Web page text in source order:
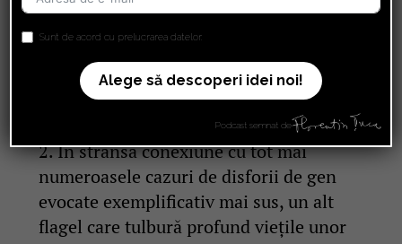
devenind analfabeți emoțional,
incapabili să devină bărbați în
adevăratul sens al termenului și să
dezvolte curajul necesar în fața
2. În strânsă conexiune cu tot mai
numeroasele cazuri de disforii de gen
evocate exemplificativ mai sus, un alt
flagel care tulbură profund viețile unor
Sunt de acord cu prelucrarea datelor.
Alege să descoperi idei noi!
Podcast semnat de